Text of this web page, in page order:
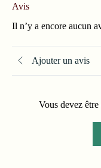
Avis
Il n’y a encore aucun
Ajouter un avis
Vous devez